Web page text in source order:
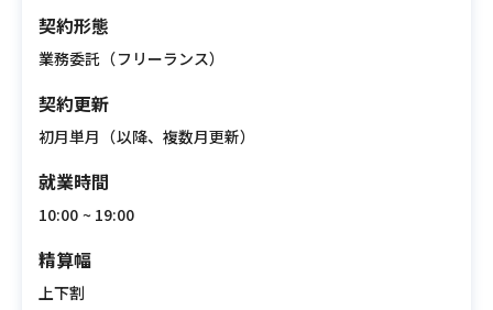
契約形態
業務委託（フリーランス）
契約更新
初月単月（以降、複数月更新）
就業時間
10:00 ~ 19:00
精算幅
上下割